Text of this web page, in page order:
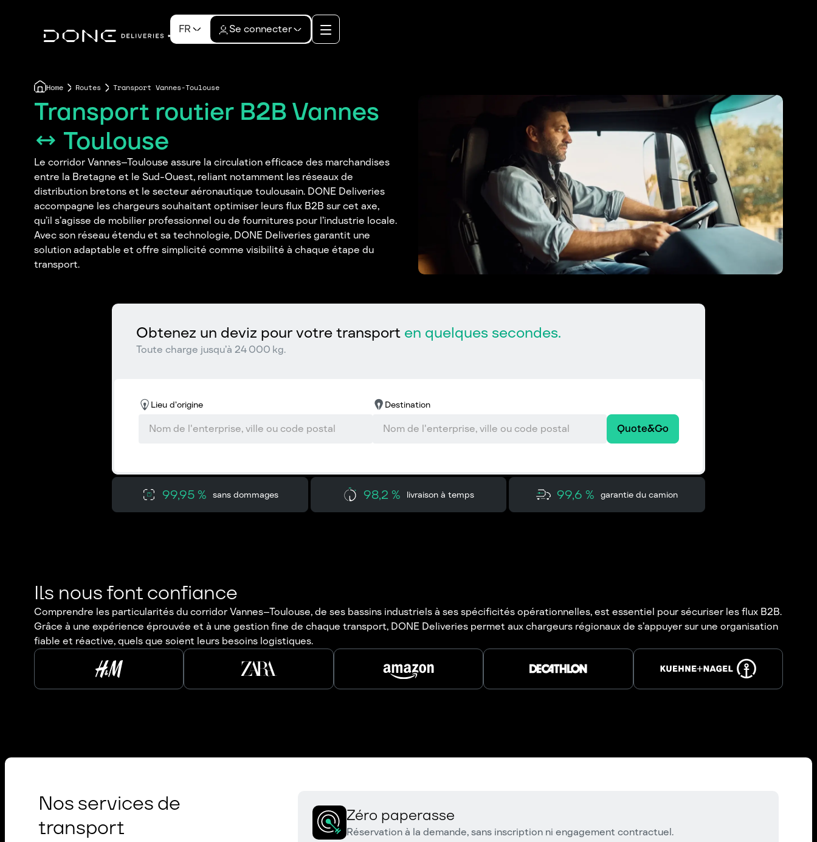
FR Se connecter
Home Routes Transport Vannes-Toulouse
Transport routier B2B Vannes
↔ Toulouse
Le corridor Vannes–Toulouse assure la circulation efficace des marchandises
entre la Bretagne et le Sud-Ouest, reliant notamment les réseaux de
distribution bretons et le secteur aéronautique toulousain. DONE Deliveries
accompagne les chargeurs souhaitant optimiser leurs flux B2B sur cet axe,
qu’il s’agisse de mobilier professionnel ou de fournitures pour l’industrie locale.
Avec son réseau étendu et sa technologie, DONE Deliveries garantit une
solution adaptable et offre simplicité comme visibilité à chaque étape du
transport.
Obtenez un deviz pour votre transport en quelques secondes.
Toute charge jusqu’à 24 000 kg.
Lieu d’origine Destination
Quote&Go
99,95 % sans dommages 98,2 % livraison à temps 99,6 % garantie du camion
Ils nous font confiance
Comprendre les particularités du corridor Vannes–Toulouse, de ses bassins industriels à ses spécificités opérationnelles, est essentiel pour sécuriser les flux B2B.
Grâce à une expérience éprouvée et à une gestion fine de chaque transport, DONE Deliveries permet aux chargeurs régionaux de s’appuyer sur une organisation
fiable et réactive, quels que soient leurs besoins logistiques.
Nos services de
transport
Zéro paperasse
Réservation à la demande, sans inscription ni engagement contractuel.